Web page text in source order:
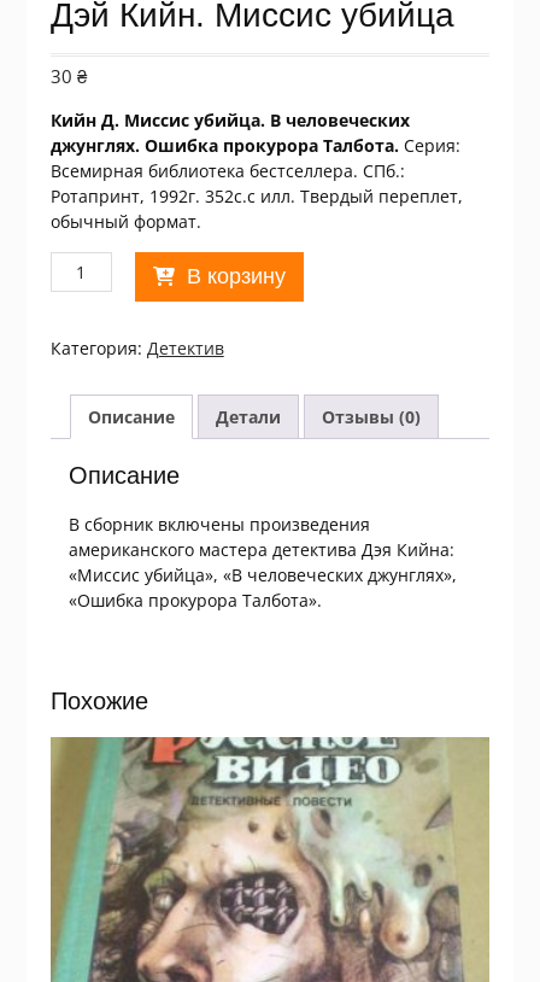
Дэй Кийн. Миссис убийца
30 ₴
Кийн Д. Миссис убийца. В человеческих
джунглях. Ошибка прокурора Талбота. Серия:
Всемирная библиотека бестселлера. СПб.:
Ротапринт, 1992г. 352с.с илл. Твердый переплет,
обычный формат.
Количество
товара
Кийн.
Миссис
убийца
В корзину
Категория: Детектив
Описание Детали Отзывы (0)
Описание
В сборник включены произведения
американского мастера детектива Дэя Кийна:
«Миссис убийца», «В человеческих джунглях»,
«Ошибка прокурора Талбота».
Похожие